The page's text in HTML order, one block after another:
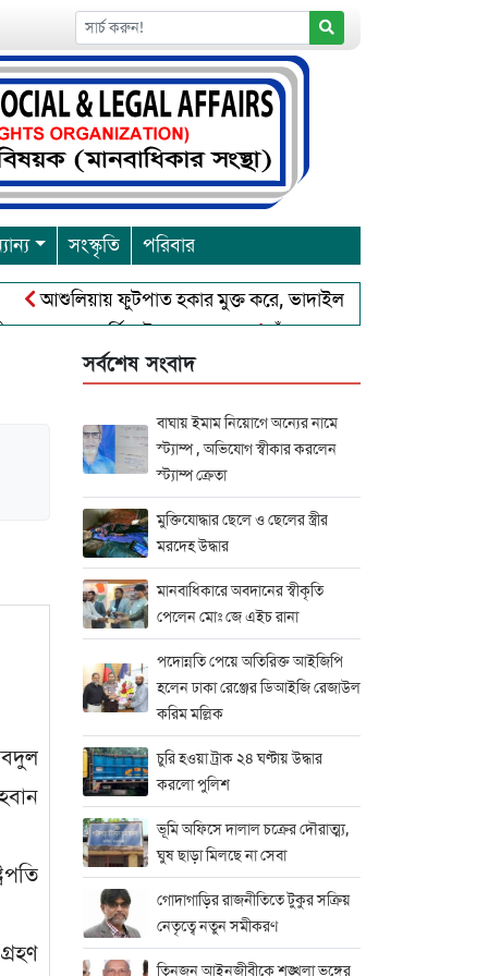
সংস্কৃতি পরিবার
আশুলিয়ায় ফুটপাত হকার মুক্ত করে, ভাদাইল প্রাইমারি ফ্রেন্ডস ক্লাব এর
পূর্নিমা উৎসব শুরু চাঁদপুরে বাংলাদেশ আহলে সুন্নাত
সর্বশেষ সংবাদ
বাঘায় ইমাম নিয়োগে অন্যের নামে
স্ট্যাম্প , অভিযোগ স্বীকার করলেন
স্ট্যাম্প ক্রেতা
মুক্তিযোদ্ধার ছেলে ও ছেলের স্ত্রীর
মরদেহ উদ্ধার
মানবাধিকারে অবদানের স্বীকৃতি
পেলেন মোঃ জে এইচ রানা
পদোন্নতি পেয়ে অতিরিক্ত আইজিপি
হলেন ঢাকা রেঞ্জের ডিআইজি রেজাউল
করিম মল্লিক
চুরি হওয়া ট্রাক ২৪ ঘণ্টায় উদ্ধার
করলো পুলিশ
ভূমি অফিসে দালাল চক্রের দৌরাত্ম্য,
ঘুষ ছাড়া মিলছে না সেবা
গোদাগাড়ির রাজনীতিতে টুকুর সক্রিয়
নেতৃত্বে নতুন সমীকরণ
তিনজন আইনজীবীকে শৃঙ্খলা ভঙ্গের